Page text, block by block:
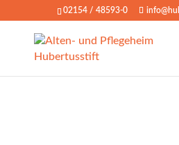
02154 / 48593-0